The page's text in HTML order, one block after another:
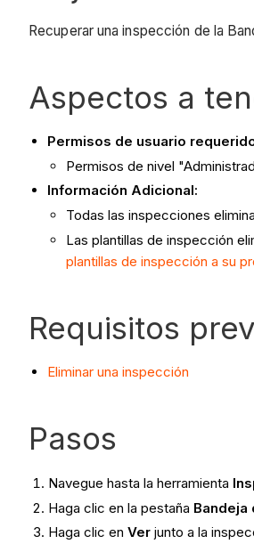
Recuperar una inspección de la
Aspectos a
Permisos de usuario
Permisos de nivel
Información Adicional:
Todas las inspecciones
Las plantillas de inspección
plantillas de inspección a su
Requisitos
Eliminar una inspección
Pasos
Navegue hasta la herramienta
Haga clic en la pestaña Bandeja
Haga clic enVer junto a la